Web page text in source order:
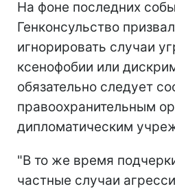
На фоне последних
Генконсульство
игнорировать случаи
ксенофобии или
обязательно следует
правоохранительным
дипломатическим
"В то же время
частные случаи